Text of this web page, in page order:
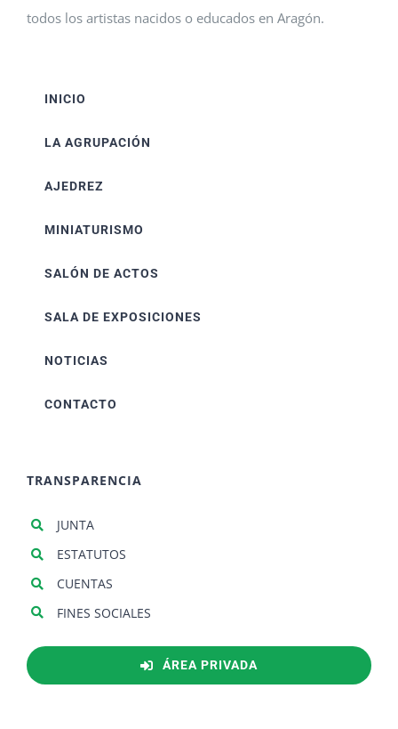
todos los artistas nacidos o educados en Aragón.
INICIO
LA AGRUPACIÓN
AJEDREZ
MINIATURISMO
SALÓN DE ACTOS
SALA DE EXPOSICIONES
NOTICIAS
CONTACTO
TRANSPARENCIA
JUNTA
ESTATUTOS
CUENTAS
FINES SOCIALES
ÁREA PRIVADA